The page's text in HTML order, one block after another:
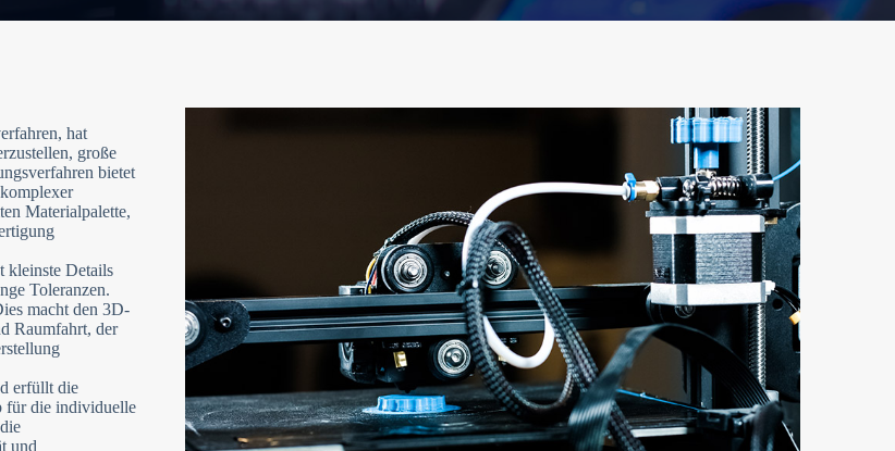
hat
große
bietet
Materialpalette,
kleinste Details
Toleranzen.
macht den 3D-
Raumfahrt, der
erfüllt die
für die individuelle
und